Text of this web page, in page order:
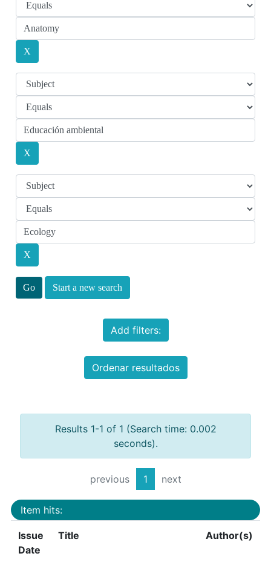
Start a new search
Add filters:
Ordenar resultados
Results 1-1 of 1 (Search time: 0.002
seconds).
previous 1 next
Item hits:
Issue
Date
Title Author(s)